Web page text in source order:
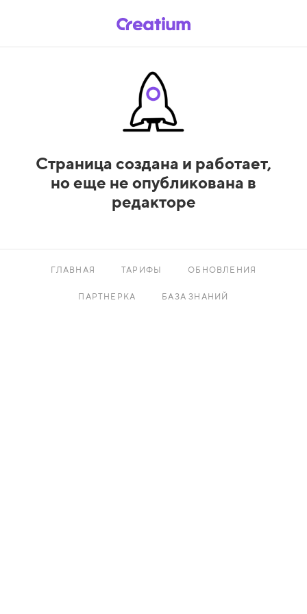
Страница создана и работает,
но еще не опубликована в
редакторе
ГЛАВНАЯ ТАРИФЫ ОБНОВЛЕНИЯ
ПАРТНЕРКА БАЗА ЗНАНИЙ